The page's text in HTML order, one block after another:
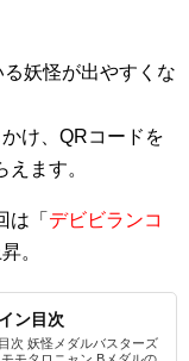
妖怪が出やすくな
け、QRコードを
えます。
は「 デビビランコ
。
ン目次
次 妖怪メダルバスターズ